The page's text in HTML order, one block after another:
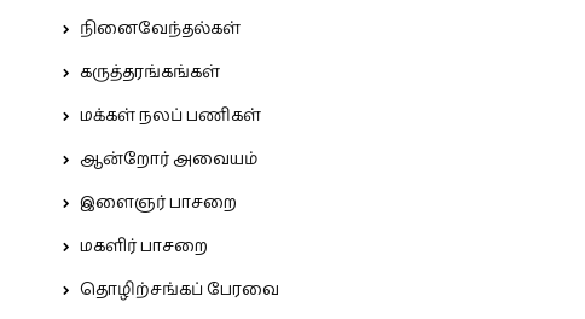
நினைவேந்தல்கள்
கருத்தரங்கங்கள்
மக்கள் நலப் பணிகள்
ஆன்றோர் அவையம்
இளைஞர் பாசறை
மகளிர் பாசறை
தொழிற்சங்கப் பேரவை